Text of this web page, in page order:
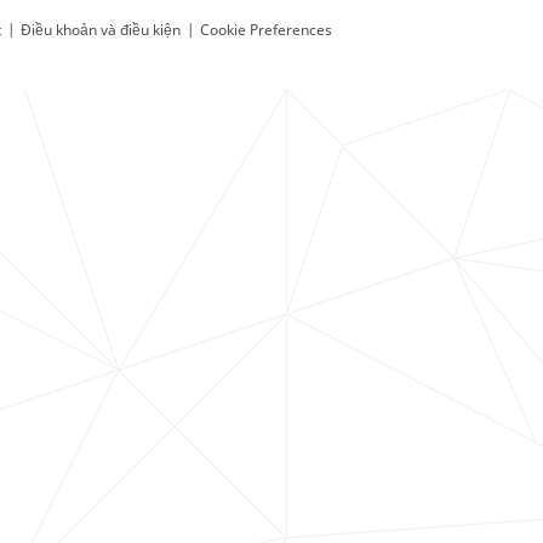
| Điều khoản và điều kiện | Cookie Preferences